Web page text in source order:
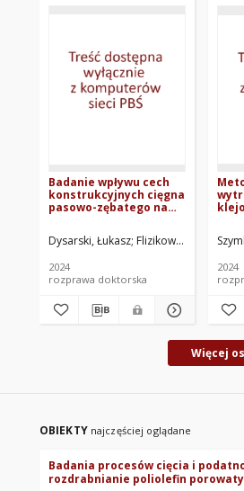
Badanie wpływu cech
konstrukcyjnych cięgna
pasowo-zębatego na
użytkowe zespołu
transportowo-
Dysarski, Łukasz Flizikowski, Józef.
2024
rozprawa doktorska
2024
Więcej
OBIEKTY najczęściej oglądane
Badania procesów cięcia i
rozdrabnianie poliolefin